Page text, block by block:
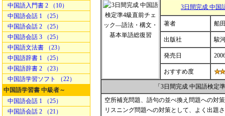
中国語入門書 2 （10）
中国語会話 1 （25）
中国語会話 2 （25）
中国語会話 3 （25）
中国語文法書 （23）
中国語辞書 1 （25）
中国語辞書 2 （23）
中国語学習ソフト （22）
中国語学習書 中級者～
中国語会話 1 （25）
中国語会話 2 （21）
3日間完成 中国
著者 船
出版社 駿
発売日
おすすめ度
「3日間完成 中国語検
空所補充問題、語句の並べ換え問題への対
リスニング問題への対策として、よく出題